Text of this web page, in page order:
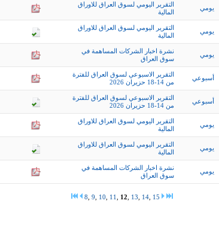
التقرير اليومي لسوق العراق للاوراق
المالية
يومي
التقرير اليومي لسوق العراق للاوراق
المالية
يومي
نشرة اخبار الشركات المساهمة في
سوق العراق
يومي
التقرير الاسبوعي لسوق العراق للفترة
من 14-18 حزيران 2026
أسبوعي
التقرير الاسبوعي لسوق العراق للفترة
من 14-18 حزيران 2026
أسبوعي
التقرير اليومي لسوق العراق للاوراق
المالية
يومي
التقرير اليومي لسوق العراق للاوراق
المالية
يومي
نشرة اخبار الشركات المساهمة في
سوق العراق
يومي
8 9 10 11 12 13 14 15